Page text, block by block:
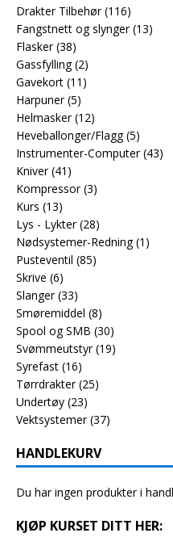
Drakter Tilbehør (116)
Fangstnett og slynger (13)
Flasker (38)
Gassfylling (2)
Gavekort (11)
Harpuner (5)
Helmasker (12)
Heveballonger/Flagg (5)
Instrumenter-Computer (43)
Kniver (41)
Kompressor (3)
Kurs (13)
Lys - Lykter (28)
Nødsystemer-Redning (1)
Pusteventil (85)
Skrive (6)
Slanger (33)
Smøremiddel (8)
Spool og SMB (30)
Svømmeutstyr (19)
Syrefast (16)
Tørrdrakter (25)
Undertøy (23)
Vektsystemer (37)
HANDLEKURV
Du har ingen produkter i
KJØP KURSET DITT HER: